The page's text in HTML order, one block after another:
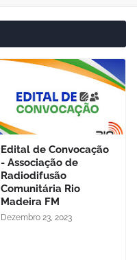
Edital de Convocação
- Associação de
Radiodifusão
Comunitária Rio
Madeira FM
Dezembro 23, 2023